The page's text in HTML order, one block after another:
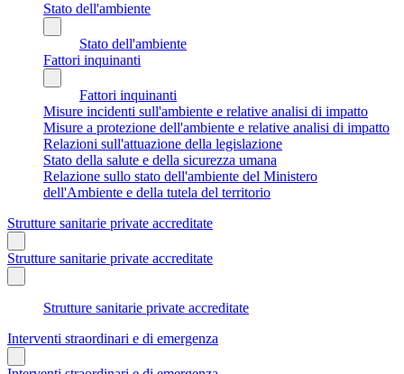
Stato dell'ambiente
Stato dell'ambiente
Fattori inquinanti
Fattori inquinanti
Misure incidenti sull'ambiente e relative analisi di impatto
Misure a protezione dell'ambiente e relative analisi di impatto
Relazioni sull'attuazione della legislazione
Stato della salute e della sicurezza umana
Relazione sullo stato dell'ambiente del Ministero
dell'Ambiente e della tutela del territorio
Strutture sanitarie private accreditate
Strutture sanitarie private accreditate
Strutture sanitarie private accreditate
Interventi straordinari e di emergenza